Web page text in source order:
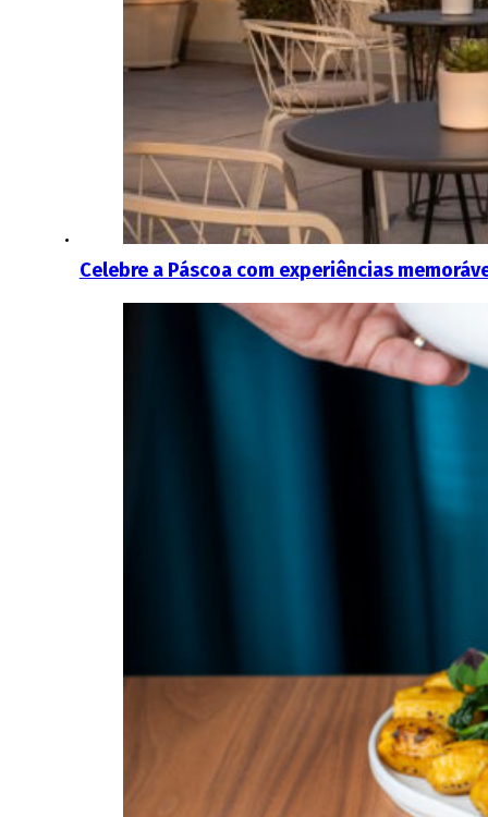
Celebre a Páscoa com experiências